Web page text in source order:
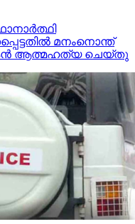
മനംനൊന്ത്
ആത്മഹത്യ ചെയ്തു